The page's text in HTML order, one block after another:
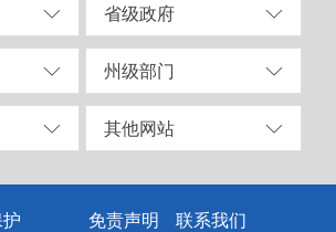
省级政府
州级部门
其他网站
免责声明 联系我们